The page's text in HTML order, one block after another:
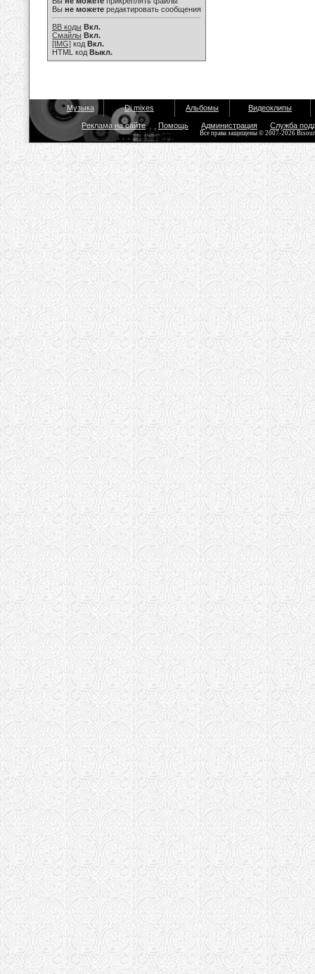
Вы не можете редактировать сообщения
BB коды Вкл.
Смайлы Вкл.
[IMG] код Вкл.
HTML код Выкл.
Музыка Dj mixes Альбомы Видеоклипы
Реклама на сайте Помощь Администрация Служба
Все права защищены © 2007-2026